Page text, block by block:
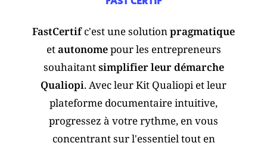
FastCertifc'est une solution pragmatique
etautonomepour les entrepreneurs
souhaitantsimplifier leur démarche
Qualiopi. Avec leur Kit Qualiopi et leur
plateforme documentaire intuitive,
progressez à votre rythme, en vous
concentrant sur l'essentiel tout en